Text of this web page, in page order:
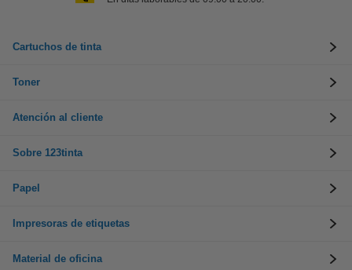
Cartuchos de tinta
Toner
Atención al cliente
Sobre 123tinta
Papel
Impresoras de etiquetas
Material de oficina